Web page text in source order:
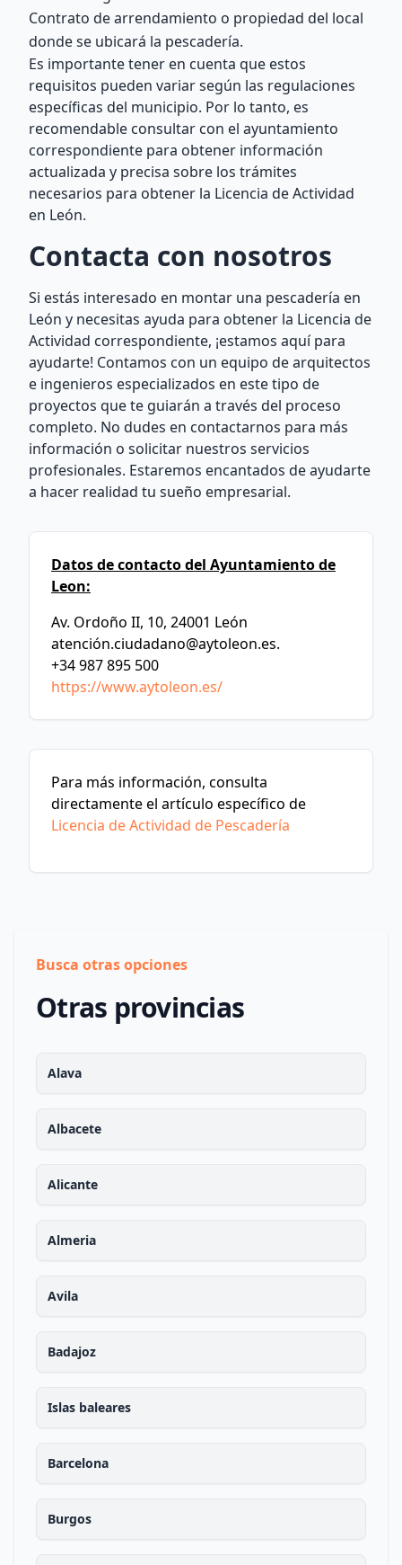
Contrato de arrendamiento o propiedad del local
donde se ubicará la pescadería.
Es importante tener en cuenta que estos
requisitos pueden variar según las regulaciones
específicas del municipio. Por lo tanto, es
recomendable consultar con el ayuntamiento
correspondiente para obtener información
actualizada y precisa sobre los trámites
necesarios para obtener la Licencia de Actividad
en León.
Contacta con nosotros
Si estás interesado en montar una pescadería en
León y necesitas ayuda para obtener la Licencia de
Actividad correspondiente, ¡estamos aquí para
ayudarte! Contamos con un equipo de arquitectos
e ingenieros especializados en este tipo de
proyectos que te guiarán a través del proceso
completo. No dudes en contactarnos para más
información o solicitar nuestros servicios
profesionales. Estaremos encantados de ayudarte
a hacer realidad tu sueño empresarial.
Datos de contacto del Ayuntamiento de
Leon:
Av. Ordoño II, 10, 24001 León
atención.ciudadano@aytoleon.es.
+34 987 895 500
https://www.aytoleon.es/
Para más información, consulta
directamente el artículo específico de
Licencia de Actividad de Pescadería
Busca otras opciones
Otras provincias
Alava
Albacete
Alicante
Almeria
Avila
Badajoz
Islas baleares
Barcelona
Burgos